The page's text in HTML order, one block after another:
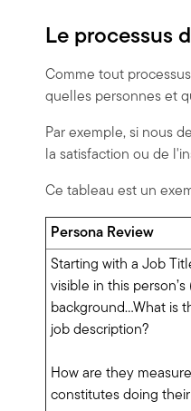
Le processus
Comme tout
quelles personnes et
Par exemple, si nous
la satisfaction ou de
Ce tableau est un
Persona Review
Starting with a Job
visible in this person’s
background…What is
job description?
How are they
constitutes doing